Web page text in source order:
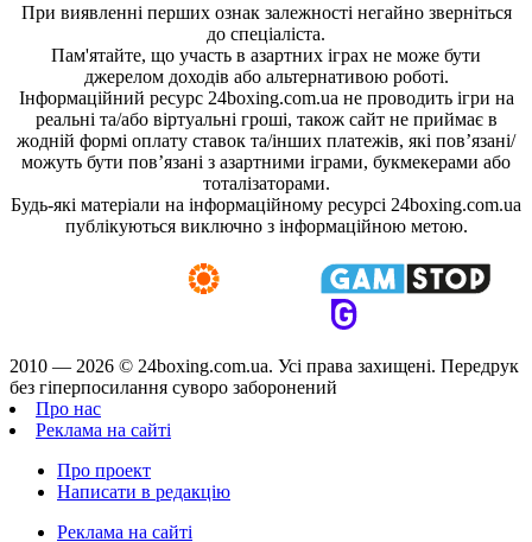
При виявленні перших ознак залежності негайно зверніться
до спеціаліста.
Пам'ятайте, що участь в азартних іграх не може бути
джерелом доходів або альтернативою роботі.
Інформаційний ресурс 24boxing.com.ua не проводить ігри на
реальні та/або віртуальні гроші, також сайт не приймає в
жодній формі оплату ставок та/інших платежів, які пов’язані/
можуть бути пов’язані з азартними іграми, букмекерами або
тоталізаторами.
Будь-які матеріали на інформаційному ресурсі 24boxing.com.ua
публікуються виключно з інформаційною метою.
2010 — 2026 © 24boxing.com.ua. Усi права захищенi. Передрук
без гіперпосилання суворо заборонений
Про нас
Реклама на сайті
Про проект
Написати в редакцію
Реклама на сайті